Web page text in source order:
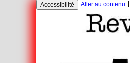
Accessibilité Aller au contenu